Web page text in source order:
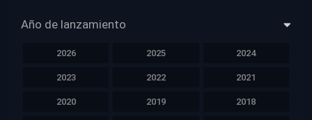
Año de lanzamiento
2026 2025 2024
2023 2022 2021
2020 2019 2018